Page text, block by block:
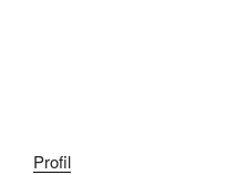
Profil